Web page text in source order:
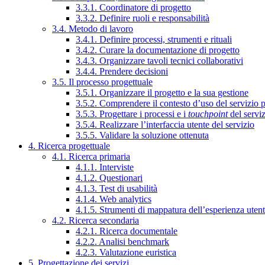
3.3.1. Coordinatore di progetto
3.3.2. Definire ruoli e responsabilità
3.4. Metodo di lavoro
3.4.1. Definire processi, strumenti e rituali
3.4.2. Curare la documentazione di progetto
3.4.3. Organizzare tavoli tecnici collaborativi
3.4.4. Prendere decisioni
3.5. Il processo progettuale
3.5.1. Organizzare il progetto e la sua gestione
3.5.2. Comprendere il contesto d’uso del servizio
3.5.3. Progettare i processi e i touchpointdel
3.5.4. Realizzare l’interfaccia utente del servizio
3.5.5. Validare la soluzione ottenuta
4. Ricerca progettuale
4.1. Ricerca primaria
4.1.1. Interviste
4.1.2. Questionari
4.1.3. Test di usabilità
4.1.4. Web analytics
4.1.5. Strumenti di mappatura dell’esperienza
4.2. Ricerca secondaria
4.2.1. Ricerca documentale
4.2.2. Analisi benchmark
4.2.3. Valutazione euristica
5. Progettazione dei servizi